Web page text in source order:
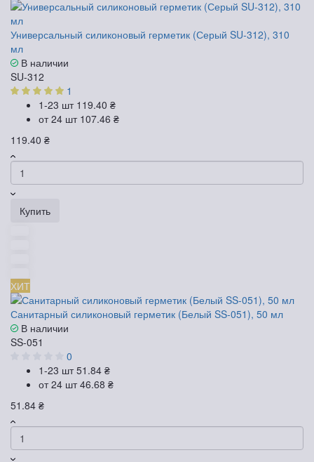
Универсальный силиконовый герметик (Серый SU-312), 310
мл
В наличии
SU-312
1
1-23 шт 119.40 ₴
от 24 шт 107.46 ₴
119.40 ₴
Купить
ХИТ
Санитарный силиконовый герметик (Белый SS-051), 50 мл
В наличии
SS-051
0
1-23 шт51.84 ₴
от 24 шт46.68 ₴
51.84 ₴